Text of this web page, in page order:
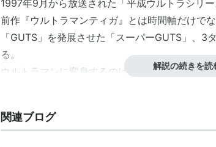
1997年9月から放送された「平成ウルトラシリー
前作『ウルトラマンティガ』とは時間軸だけで
「GUTS」を発展させた「スーパーGUTS」、3
る。
ウルトラマンに変身するのは当時無名だったつる
解説の続きを読
関連ブログ